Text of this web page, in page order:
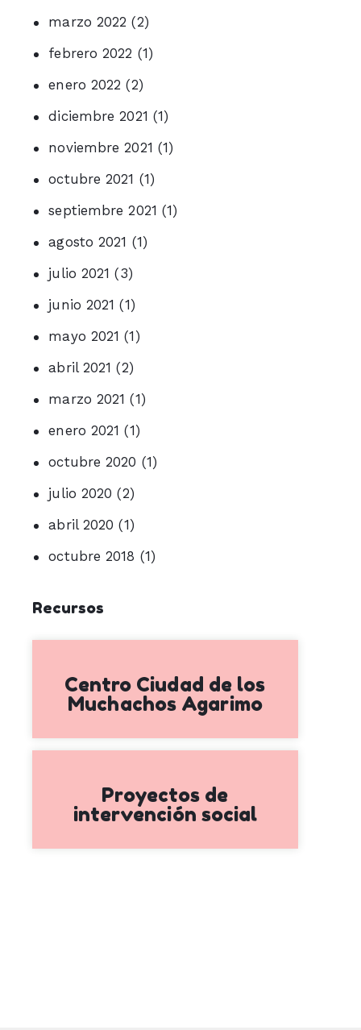
marzo 2022 (2)
febrero 2022 (1)
enero 2022 (2)
diciembre 2021 (1)
noviembre 2021 (1)
octubre 2021 (1)
septiembre 2021 (1)
agosto 2021 (1)
julio 2021 (3)
junio 2021 (1)
mayo 2021 (1)
abril 2021 (2)
marzo 2021 (1)
enero 2021 (1)
octubre 2020 (1)
julio 2020 (2)
abril 2020 (1)
octubre 2018 (1)
Recursos
Centro Ciudad de los
Muchachos Agarimo
Proyectos de
intervención social